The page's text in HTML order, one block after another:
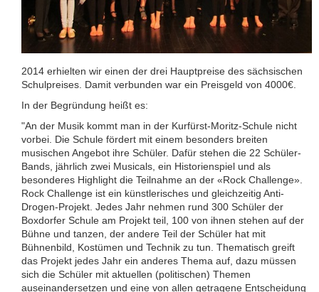
2014 erhielten wir einen der drei Hauptpreise des sächsischen
Schulpreises. Damit verbunden war ein Preisgeld von 4000€.
In der Begründung heißt es:
"An der Musik kommt man in der Kurfürst-Moritz-Schule nicht
vorbei. Die Schule fördert mit einem besonders breiten
musischen Angebot ihre Schüler. Dafür stehen die 22 Schüler-
Bands, jährlich zwei Musicals, ein Historienspiel und als
besonderes Highlight die Teilnahme an der «Rock Challenge».
Rock Challenge ist ein künstlerisches und gleichzeitig Anti-
Drogen-Projekt. Jedes Jahr nehmen rund 300 Schüler der
Boxdorfer Schule am Projekt teil, 100 von ihnen stehen auf der
Bühne und tanzen, der andere Teil der Schüler hat mit
Bühnenbild, Kostümen und Technik zu tun. Thematisch greift
das Projekt jedes Jahr ein anderes Thema auf, dazu müssen
sich die Schüler mit aktuellen (politischen) Themen
auseinandersetzen und eine von allen getragene Entscheidung